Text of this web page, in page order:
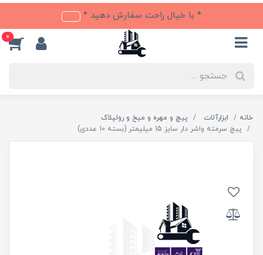
* با خیال راحت سفارش دهید *
0
خانه ابزارآلات
پیچ و مهره و میخ و رولپلاک
پیچ سرمته واشر دار سایز 15 میلیمتر (بسته 10 عددی)